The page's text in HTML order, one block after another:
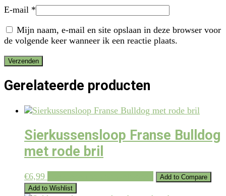
E-mail *
Mijn naam, e-mail en site opslaan in deze browser voor
de volgende keer wanneer ik een reactie plaats.
Gerelateerde producten
Sierkussensloop Franse Bulldog
met rode bril
€6,99
Add to Compare
Add to Wishlist